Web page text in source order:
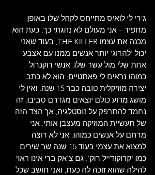
ג'רי לי לואיס מתייחס לקהל שלו באופן
מחפיר – אני מעולם לא נהגתי כך. כעת הוא
מכנה את עצמו THE KILLER, בעוד שאני
יכול 'להרוג' יותר אנשים ממנו עם אצבע
אחת שלי מול עשר שלו. אנשי רוקנרול
כמוהו נראים לי פאתטיים; הוא לא כתב
יצירה מוזיקלית טובה כבר 15 שנה, ואין לי
מושג מדוע כולם יוצאים מגדרם סביבו. זה
נחמד להתרפק על נוסטלגיה, אך הצד הזה
של תעשיית המוזיקה מעצבן אותי. אני
מרחם על אנשים כמוהו. אני לא רוצה
למצוא את עצמי בעוד 15 שנה שר שירים
כמו 'קרוקודייל רוק'. גם צ'אק ברי אינו ראוי
להילה שהוא זוכה לה כעת, ואני חושב שכל